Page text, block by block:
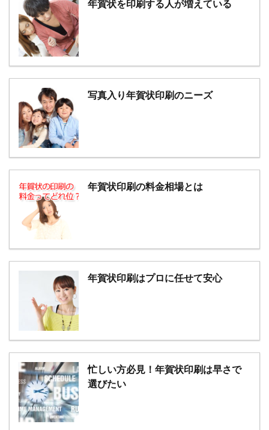
年賀状を印刷する人が増えている
写真入り年賀状印刷のニーズ
年賀状印刷の料金相場とは
年賀状印刷はプロに任せて安心
忙しい方必見！年賀状印刷は早さで
選びたい